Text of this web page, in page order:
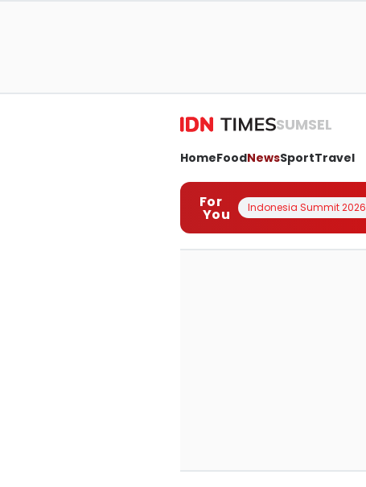
SUMSEL
HomeFoodNewsSportTravel
For
You Indonesia Summit 2026